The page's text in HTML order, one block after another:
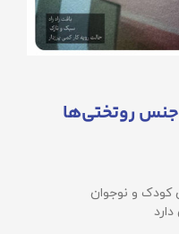
جنس روتختی‌ها
کودک و نوجوان